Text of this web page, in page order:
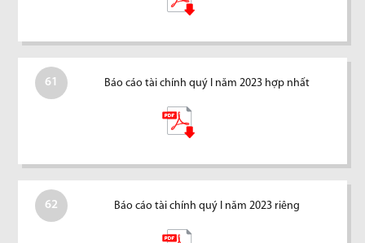
61 Báo cáo tài chính quý I năm 2023 hợp nhất
62 Báo cáo tài chính quý I năm 2023 riêng